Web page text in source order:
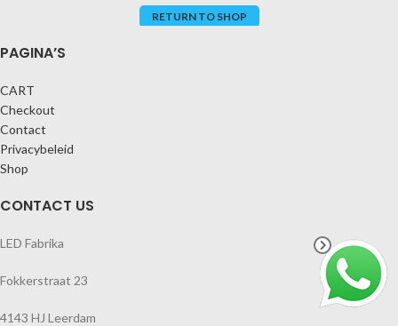
RETURN TO SHOP
PAGINA’S
CART
Checkout
Contact
Privacybeleid
Shop
CONTACT US
LED Fabrika
Fokkerstraat 23
4143 HJ Leerdam